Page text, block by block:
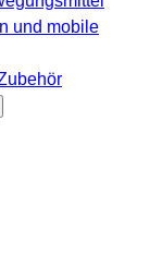
und mobile